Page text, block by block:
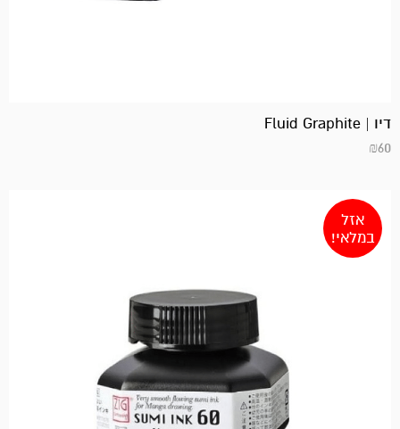
דיו | Fluid Graphite
₪60
אזל
במלאי!